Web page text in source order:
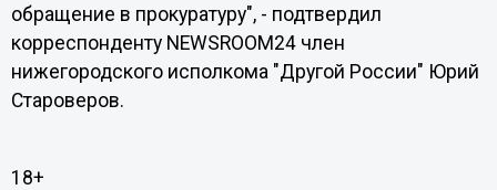
обращение в прокуратуру", - подтвердил
корреспонденту NEWSROOM24 член
нижегородского исполкома "Другой России" Юрий
Староверов.
18+